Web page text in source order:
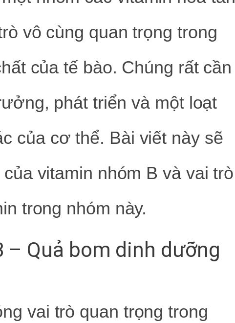
vô cùng quan trọng trong
của tế bào. Chúng rất cần
phát triển và một loạt
của cơ thể. Bài viết này sẽ
vitamin nhóm B và vai trò
trong nhóm này.
Quả bom dinh dưỡng
vai trò quan trọng trong